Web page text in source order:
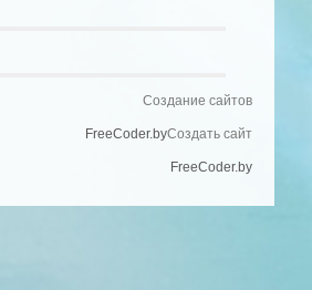
Создание сайтов
FreeCoder.byСоздать сайт
FreeCoder.by